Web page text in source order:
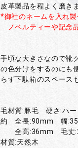
皮革製品を程よく磨き
*御社のネームを入れ製
ノベルティーや記念
手頃な大きさなので靴
の色分けをするのにも
らず下駄箱のスペース
毛材質:豚毛 硬さ:ハー
約 全長:90mm 幅
全高:36mm 毛丈
材質:天然木